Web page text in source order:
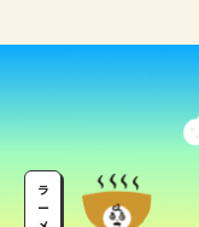
ラ
ー